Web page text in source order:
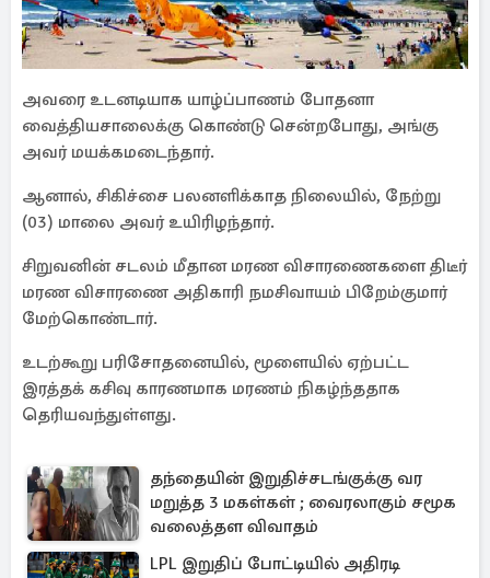
அவரை உடனடியாக யாழ்ப்பாணம் போதனா
வைத்தியசாலைக்கு கொண்டு சென்றபோது, அங்கு
அவர் மயக்கமடைந்தார்.
ஆனால், சிகிச்சை பலனளிக்காத நிலையில், நேற்று
(03) மாலை அவர் உயிரிழந்தார்.
சிறுவனின் சடலம் மீதான மரண விசாரணைகளை திடீர்
மரண விசாரணை அதிகாரி நமசிவாயம் பிறேம்குமார்
மேற்கொண்டார்.
உடற்கூறு பரிசோதனையில், மூளையில் ஏற்பட்ட
இரத்தக் கசிவு காரணமாக மரணம் நிகழ்ந்ததாக
தெரியவந்துள்ளது.
தந்தையின் இறுதிச்சடங்குக்கு வர
மறுத்த 3 மகள்கள் ; வைரலாகும் சமூக
வலைத்தள விவாதம்
LPL இறுதிப் போட்டியில் அதிரடி